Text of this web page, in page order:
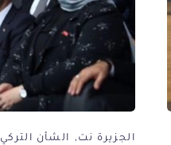
الجزيرة نت الشأن التركي